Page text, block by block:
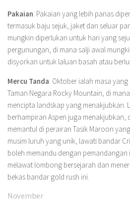
Pakaian: Pakaian yang lebih panas
termasuk baju sejuk, jaket dan seluar
mungkin diperlukan untuk hari yang
pergunungan, di mana salji awal
disyorkan untuk laluan basah atau
Mercu Tanda: Oktober ialah masa
Taman Negara Rocky Mountain, di
mencipta landskap yang menakjubkan.
berhampiran Aspen juga menakjubkan,
memantul di perairan Tasik Maroon
musim luruh yang unik, lawati bandar
boleh memandu dengan
melawat lombong bersejarah dan
bekas bandar gold rush ini.
November